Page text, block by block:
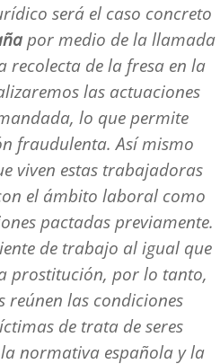
será el caso concreto
por medio de la llamada
recolecta de la fresa en la
las actuaciones
lo que permite
fraudulenta. Así mismo
viven estas trabajadoras
el ámbito laboral como
pactadas previamente.
de trabajo al igual que
prostitución, por lo tanto,
las condiciones
de trata de seres
normativa española y la